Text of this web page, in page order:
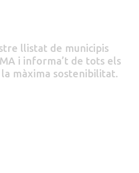
llistat de municipis
i informa’t de tots els
màxima sostenibilitat.